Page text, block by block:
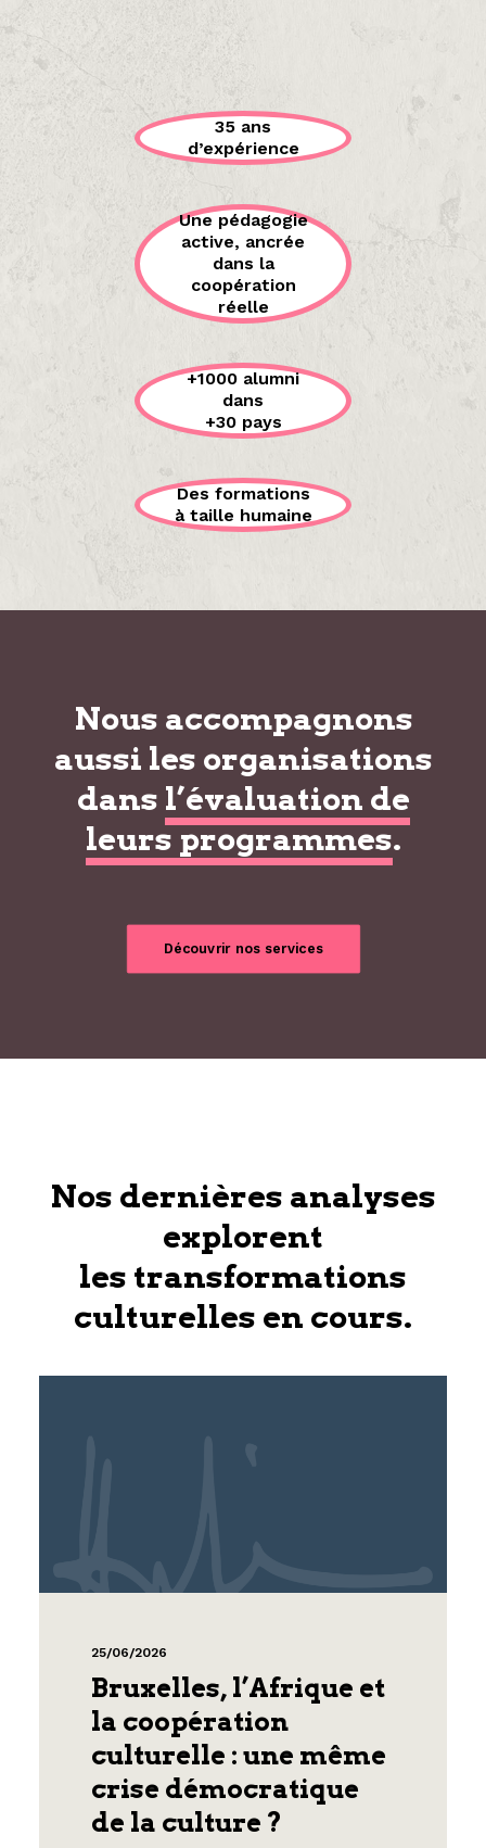
35 ans
d’expérience
Une pédagogie
active, ancrée
dans la
coopération
réelle
+1000 alumni
dans
+30 pays
Des formations
à taille humaine
Nous accompagnons
aussi les organisations
dans l’évaluation de
leurs programmes.
Découvrir nos services
Nos dernières analyses
explorent
les transformations
culturelles en cours.
25/06/2026
Bruxelles, l’Afrique et
la coopération
culturelle : une même
crise démocratique
de la culture ?